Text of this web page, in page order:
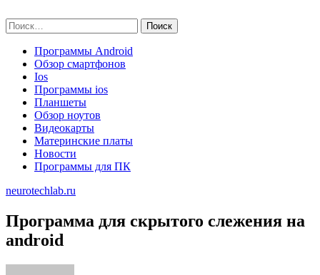
to
content
Найти:
Программы Android
Обзор смартфонов
Ios
Программы ios
Планшеты
Обзор ноутов
Видеокарты
Материнские платы
Новости
Программы для ПК
neurotechlab.ru
Программа для скрытого слежения на
android